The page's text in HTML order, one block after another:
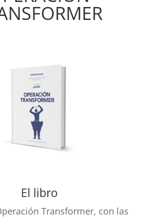
El libro
Transformer, con las